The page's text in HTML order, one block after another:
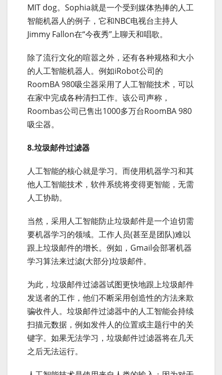
MIT dog。Sophia就是一个受到媒体热捧的人工
智能机器人的例子，它和NBC电视台主持人
Jimmy Fallon在“今夜秀”上聊天和唱歌。
除了流行文化的喧嚣之外，还有各种规格和大小
的人工智能机器人。例如iRobot公司的
RoomBA 980吸尘器采用了人工智能技术，可以
在家中完成各种清扫工作。该公司声称，
Roombas公司已售出1000多万台RoomBA 980
吸尘器。
8.垃圾邮件过滤器
人工智能的核心就是学习。而使用机器学习和其
他人工智能技术，软件系统将变得更智能，无需
人工协助。
当然，采用人工智能防止垃圾邮件是一个迫切需
要机器学习的领域。工作人员(甚至是团队)难以
跟上垃圾邮件的增长。例如，Gmail会部署机器
学习算法来过滤(大部分)垃圾邮件。
为此，垃圾邮件过滤器试图更快地跟上垃圾邮件
发送者的工作，他们不断采用创造性的方法来欺
骗收件人。垃圾邮件过滤器中的人工智能会持续
扫描元数据，例如发件人的位置或主题行中的关
键字。如果无法学习，垃圾邮件过滤器将在几天
之后无法运行。